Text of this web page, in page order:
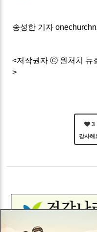
송성한 기자
<저작권자 ⓒ 원처치 뉴
>
3
감사해